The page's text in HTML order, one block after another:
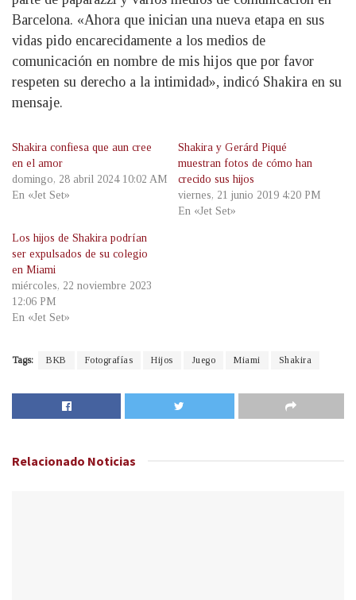
Barcelona. «Ahora que inician una nueva etapa en sus
vidas pido encarecidamente a los medios de
comunicación en nombre de mis hijos que por favor
respeten su derecho a la intimidad», indicó Shakira en su
mensaje.
Shakira confiesa que aun cree
en el amor
domingo, 28 abril 2024 10:02 AM
En «Jet Set»
Shakira y Gerárd Piqué
muestran fotos de cómo han
crecido sus hijos
viernes, 21 junio 2019 4:20 PM
En «Jet Set»
Los hijos de Shakira podrían
ser expulsados de su colegio
en Miami
miércoles, 22 noviembre 2023
12:06 PM
En «Jet Set»
Tags: BKB Fotografías Hijos Juego Miami Shakira
Relacionado Noticias